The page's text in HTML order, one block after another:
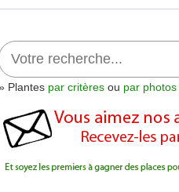
Plantes par critères ou par photos